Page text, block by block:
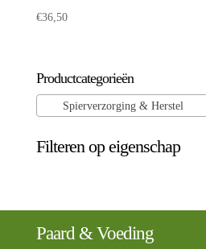
€36,50
Productcategorieën
Spierverzorging & Herstel
Filteren op eigenschap
Paard & Voeding